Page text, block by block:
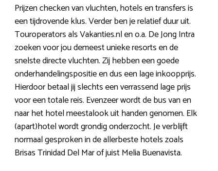
Prijzen checken van vluchten, hotels en transfers is
een tijdrovende klus. Verder ben je relatief duur uit.
Touroperators als Vakanties.nl en o.a. De Jong Intra
zoeken voor jou demeest unieke resorts en de
snelste directe vluchten. Zij hebben een goede
onderhandelingspositie en dus een lage inkoopprijs.
Hierdoor betaal jij slechts een verrassend lage prijs
voor een totale reis. Evenzeer wordt de bus van en
naar het hotel meestalook uit handen genomen. Elk
(apart)hotel wordt grondig onderzocht. Je verblijft
normaal gesproken in de allerbeste hotels zoals
Brisas Trinidad Del Mar of juist Melia Buenavista.